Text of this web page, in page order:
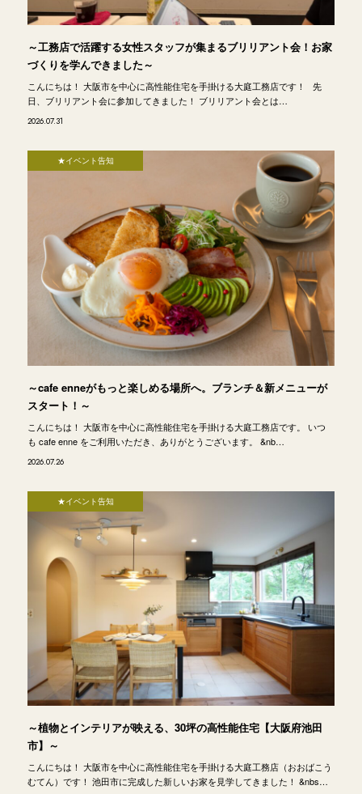
～工務店で活躍する女性スタッフが集まるブリリアント会！お家
づくりを学んできました～
こんにちは！ 大阪市を中心に高性能住宅を手掛ける大庭工務店です！ 先
日、ブリリアント会に参加してきました！ ブリリアント会とは…
2026.07.31
★イベント告知
～cafe enneがもっと楽しめる場所へ。ブランチ＆新メニューが
スタート！～
こんにちは！ 大阪市を中心に高性能住宅を手掛ける大庭工務店です。 いつ
も cafe enne をご利用いただき、ありがとうございます。 &nb…
2026.07.26
★イベント告知
～植物とインテリアが映える、30坪の高性能住宅【大阪府池田
市】～
こんにちは！ 大阪市を中心に高性能住宅を手掛ける大庭工務店（おおばこう
むてん）です！ 池田市に完成した新しいお家を見学してきました！ &nbs…